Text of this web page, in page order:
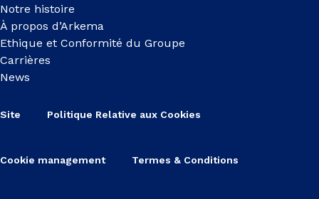
Notre histoire
À propos d’Arkema
Ethique et Conformité du Groupe
Carrières
News
Site Politique Relative aux Cookies
Cookie management Termes & Conditions